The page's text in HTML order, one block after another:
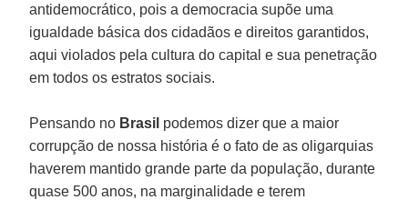
antidemocrático, pois a democracia supõe uma
igualdade básica dos cidadãos e direitos garantidos,
aqui violados pela cultura do capital e sua penetração
em todos os estratos sociais.
Pensando no Brasil podemos dizer que a maior
corrupção de nossa história é o fato de as oligarquias
haverem mantido grande parte da população, durante
quase 500 anos, na marginalidade e terem